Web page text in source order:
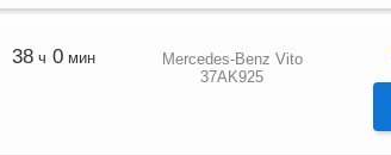
38ч 0мин
Mercedes-Benz Vito
37AK925